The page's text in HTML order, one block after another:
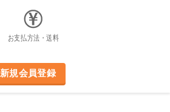
お支払方法・送料
新規会員登録